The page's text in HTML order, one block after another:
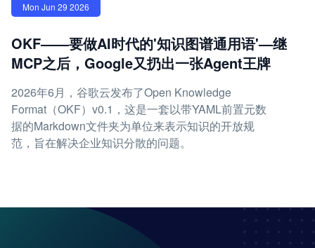
Mon Jun 29 2026
OKF——要做AI时代的'知识图谱通用语'—继
MCP之后，Google又扔出一张Agent王牌
2026年6月，谷歌云发布了Open Knowledge
Format（OKF）v0.1，这是一套以带YAML前置元数
据的Markdown文件夹为单位来表示知识的开放规
范，旨在解决企业知识分散的问题。